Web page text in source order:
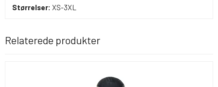
Størrelser: XS-3XL
Relaterede produkter